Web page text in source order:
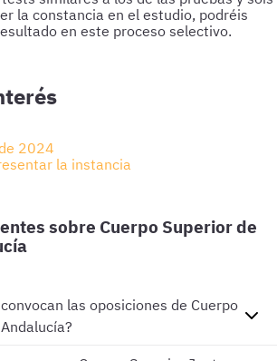
la constancia en el estudio, podréis
en este proceso selectivo.
2024
la instancia
sobre Cuerpo Superior de
las oposiciones de Cuerpo